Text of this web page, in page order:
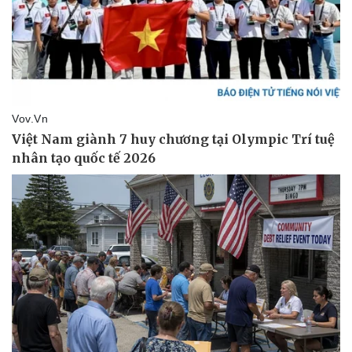
Sức khỏe
Dinh dưỡng - món ngon
Cây thuốc
Sản phụ khoa
Nhi khoa
Nam khoa
Làm đẹp - giảm cân
Đời sống
Nhà đẹp
Blog
Tình yêu - Gia đình